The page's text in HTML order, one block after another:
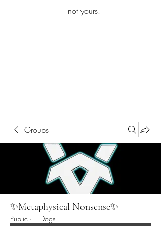
not yours.
Groups
✨Metaphysical Nonsense✨
Public · 1 Dogs